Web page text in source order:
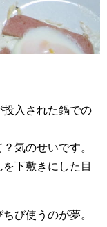
入された鍋での
気のせいです。
下敷きにした目
び使うのが夢。